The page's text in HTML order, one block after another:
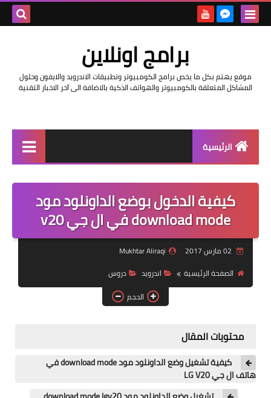
برامج اونلاين
موقع يهتم بكل ما يخص برامج الكومبيوتر وتطبيقات الاندرويد والايفون وحلول
المشاكل المتعلقة بالكومبيوتر والهواتف الذكية بالاضافة الى آخر الاخبار التقنية
الرئيسية
مراجعات
حماية
اندرويد
آيفون
ويندوز
كيفية الدخول بوضع الداونلود مود
download mode في ال جي v20
Mukhtar Aliraqi
الصفحة الرئيسية
اندرويد
دروس
الحجم
محتويات المقال
كيفية تشغيل وضع الداونلود مود download mode في
هاتف ال جي LG V20